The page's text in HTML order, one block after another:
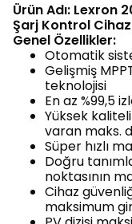
Ürün Adı: Lexron
Şarj Kontrol
Genel Özellikler:
Otomatik
Gelişmiş
teknolojisi
En az %99,5
Yüksek
varan maks.
Süper hızlı
Doğru
noktasının
Cihaz
maksimum